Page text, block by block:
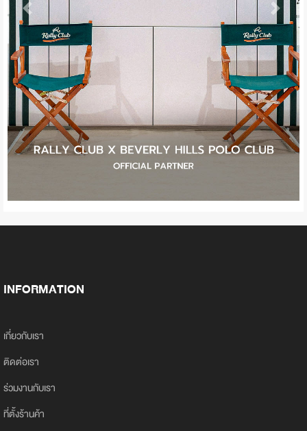
Previous Next
INFORMATION
เกี่ยวกับเรา
ติดต่อเรา
ร่วมงานกับเรา
ที่ตั้งร้านค้า